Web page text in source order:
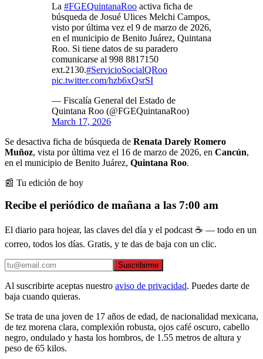
La #FGEQuintanaRoo activa ficha de
búsqueda de Josué Ulices Melchi Campos,
visto por última vez el 9 de marzo de 2026,
en el municipio de Benito Juárez, Quintana
Roo. Si tiene datos de su paradero
comunicarse al 998 8817150
ext.2130.#ServicioSocialQRoo
pic.twitter.com/hzb6xQsrSI
— Fiscalía General del Estado de
Quintana Roo (@FGEQuintanaRoo)
March 17, 2026
Se desactiva ficha de búsqueda de Renata Darely Romero
Muñoz, vista por última vez el 16 de marzo de 2026, en Cancún,
en el municipio de Benito Juárez, Quintana Roo.
📰 Tu edición de hoy
Recibe el periódico de mañana a las 7:00 am
El diario para hojear, las claves del día y el podcast ☕ — todo en un
correo, todos los días. Gratis, y te das de baja con un clic.
Suscribirme
Al suscribirte aceptas nuestro aviso de privacidad. Puedes darte de
baja cuando quieras.
Se trata de una joven de 17 años de edad, de nacionalidad mexicana,
de tez morena clara, complexión robusta, ojos café oscuro, cabello
negro, ondulado y hasta los hombros, de 1.55 metros de altura y
peso de 65 kilos.